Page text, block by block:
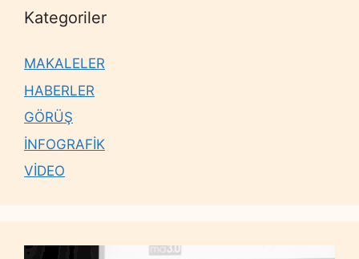
Kategoriler
MAKALELER
HABERLER
GÖRÜŞ
İNFOGRAFİK
VİDEO